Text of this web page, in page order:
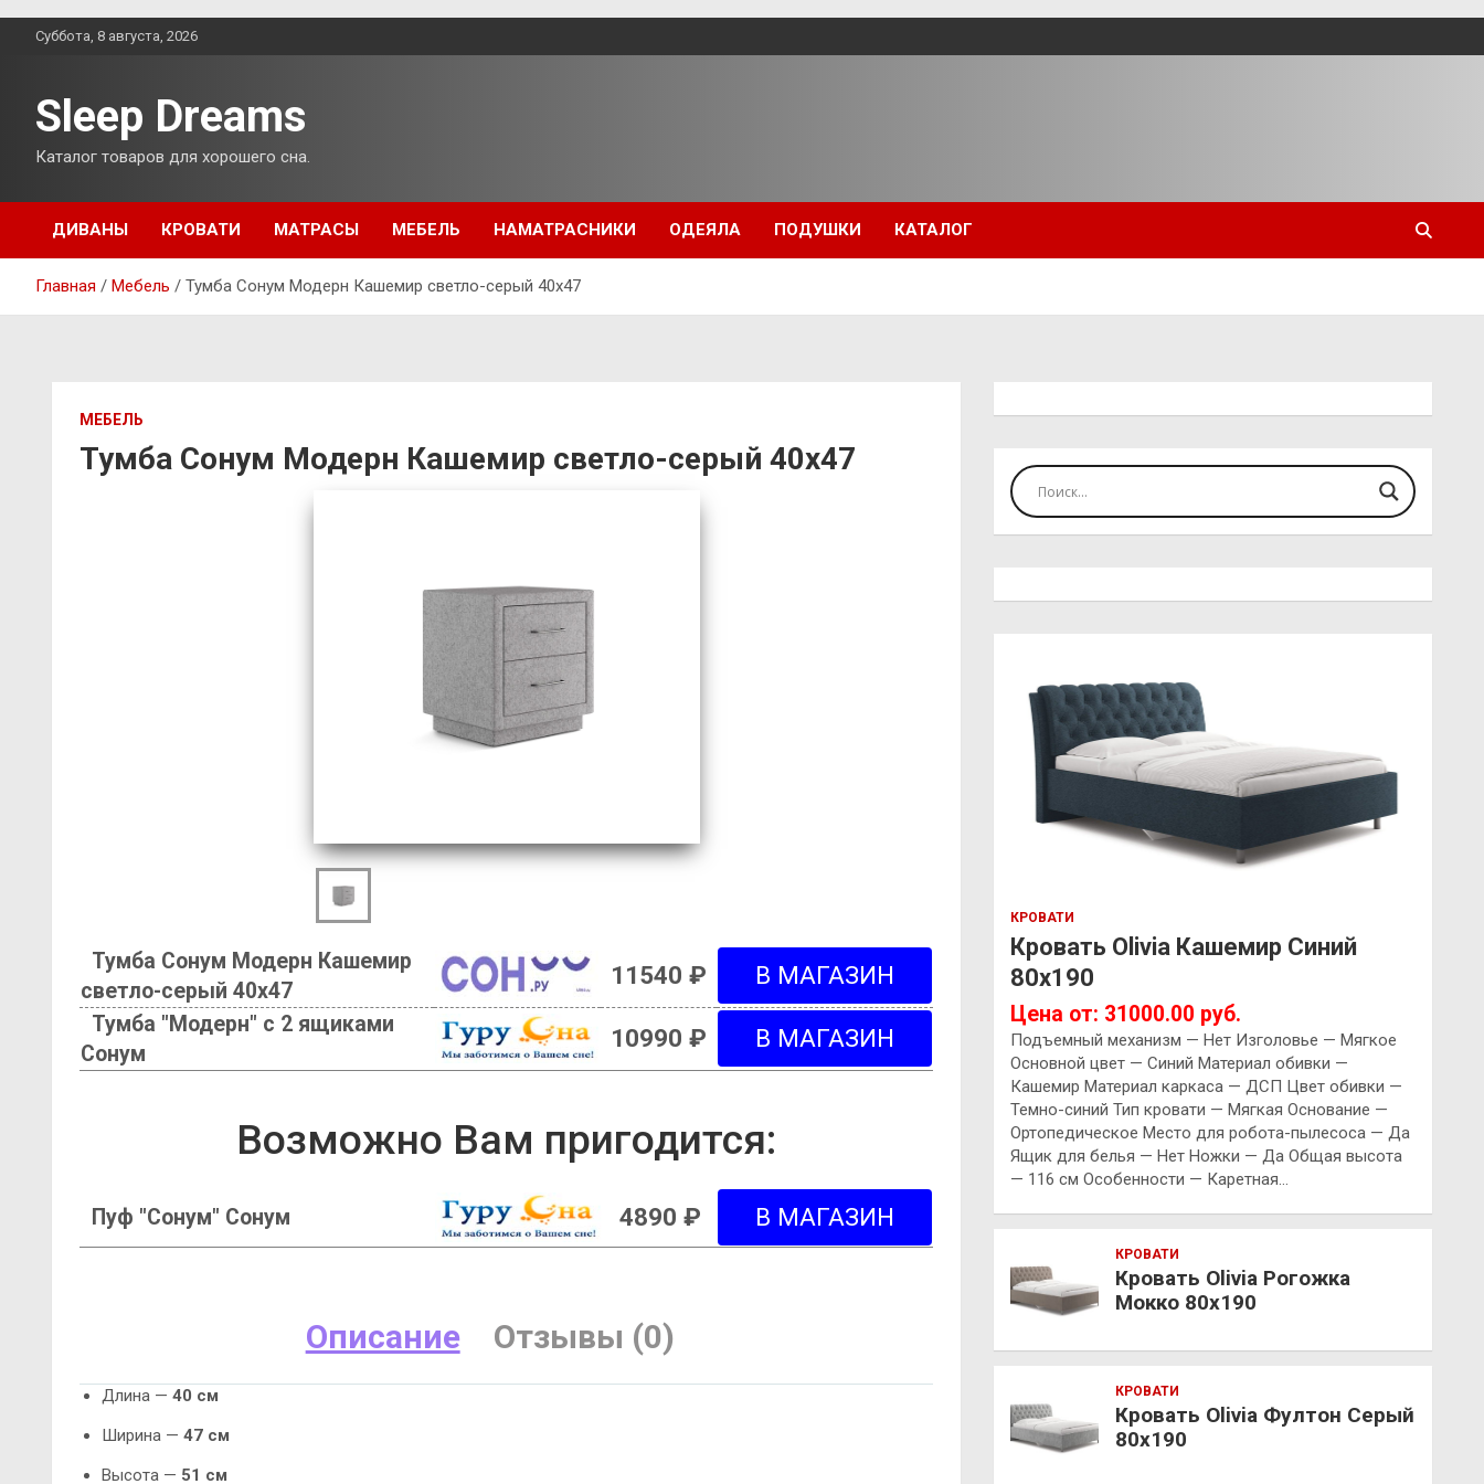
ПерейтиСуббота, 8 августа, 2026
Sleep Dreams
Каталог товаров для хорошего сна.
ДИВАНЫ КРОВАТИ МАТРАСЫ МЕБЕЛЬ НАМАТРАСНИКИ ОДЕЯЛА ПОДУШКИ КАТАЛОГ
Главная Мебель Тумба Сонум Модерн Кашемир светло-серый 40х47
МЕБЕЛЬ
Тумба Сонум Модерн Кашемир светло-серый 40х47
Тумба Сонум Модерн Кашемир
светло-серый 40х47
11540 ₽
Тумба "Модерн" с 2 ящиками
Сонум
10990 ₽
Возможно Вам пригодится:
Пуф "Сонум" Сонум 4890 ₽
Описание Отзывы (0)
Длина — 40 см
Ширина — 47 см
Высота — 51 см
КРОВАТИ
Кровать Olivia Кашемир Синий
80х190
Цена от: 31000.00 руб.
Подъемный механизм — Нет Изголовье — Мягкое
Основной цвет — Синий Материал обивки —
Кашемир Материал каркаса — ДСП Цвет обивки —
Темно-синий Тип кровати — Мягкая Основание —
Ортопедическое Место для робота-пылесоса — Да
Ящик для белья — Нет Ножки — Да Общая высота
— 116 см Особенности — Каретная…
КРОВАТИ
Кровать Olivia Рогожка
Мокко 80х190
КРОВАТИ
Кровать Olivia Фултон Серый
80х190